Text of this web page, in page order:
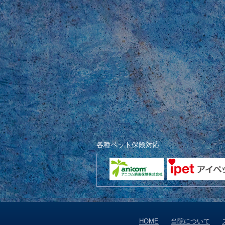
各種ペット保険対応
HOME 当院について